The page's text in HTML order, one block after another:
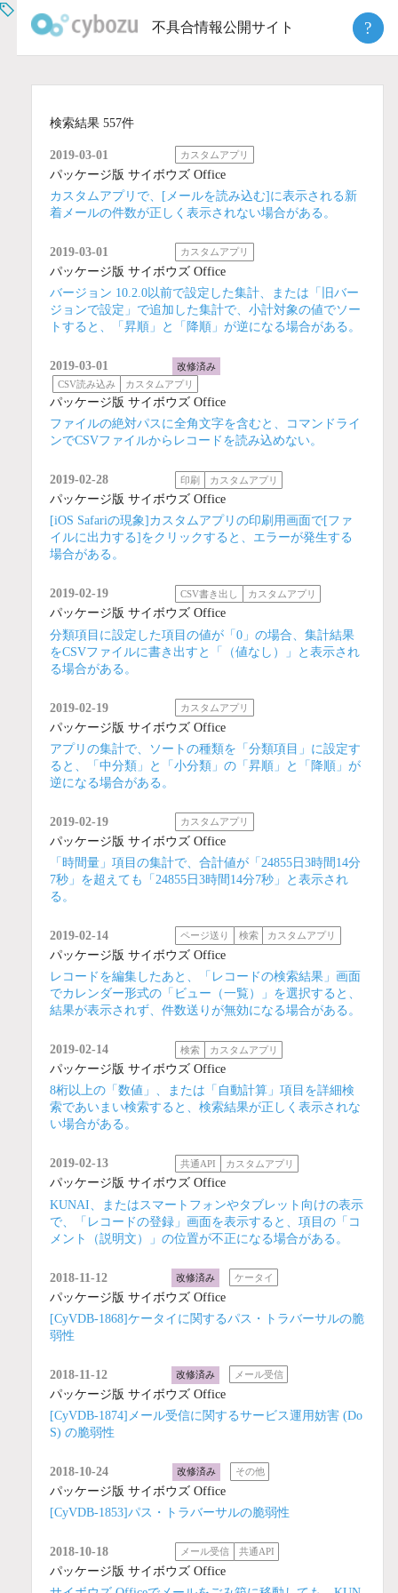
不具合情報公開サイト ?
検索結果 557件
2019-03-01 カスタムアプリ
パッケージ版 サイボウズ Office
カスタムアプリで、[メールを読み込む]に表示される新
着メールの件数が正しく表示されない場合がある。
2019-03-01 カスタムアプリ
パッケージ版 サイボウズ Office
バージョン 10.2.0以前で設定した集計、または「旧バー
ジョンで設定」で追加した集計で、小計対象の値でソー
トすると、「昇順」と「降順」が逆になる場合がある。
2019-03-01
改修済み
CSV読み込み
カスタムアプリ
パッケージ版 サイボウズ Office
ファイルの絶対パスに全角文字を含むと、コマンドライ
ンでCSVファイルからレコードを読み込めない。
2019-02-28 印刷 カスタムアプリ
パッケージ版 サイボウズ Office
[iOS Safariの現象]カスタムアプリの印刷用画面で[ファ
イルに出力する]をクリックすると、エラーが発生する
場合がある。
2019-02-19 CSV書き出し カスタムアプリ
パッケージ版 サイボウズ Office
分類項目に設定した項目の値が「0」の場合、集計結果
をCSVファイルに書き出すと「（値なし）」と表示され
る場合がある。
2019-02-19 カスタムアプリ
パッケージ版 サイボウズ Office
アプリの集計で、ソートの種類を「分類項目」に設定す
ると、「中分類」と「小分類」の「昇順」と「降順」が
逆になる場合がある。
2019-02-19 カスタムアプリ
パッケージ版 サイボウズ Office
「時間量」項目の集計で、合計値が「24855日3時間14分
7秒」を超えても「24855日3時間14分7秒」と表示され
る。
2019-02-14 ページ送り 検索 カスタムアプリ
パッケージ版 サイボウズ Office
レコードを編集したあと、「レコードの検索結果」画面
でカレンダー形式の「ビュー（一覧）」を選択すると、
結果が表示されず、件数送りが無効になる場合がある。
2019-02-14 検索 カスタムアプリ
パッケージ版 サイボウズ Office
8桁以上の「数値」、または「自動計算」項目を詳細検
索であいまい検索すると、検索結果が正しく表示されな
い場合がある。
2019-02-13 共通API カスタムアプリ
パッケージ版 サイボウズ Office
KUNAI、またはスマートフォンやタブレット向けの表示
で、「レコードの登録」画面を表示すると、項目の「コ
メント（説明文）」の位置が不正になる場合がある。
2018-11-12 改修済み ケータイ
パッケージ版 サイボウズ Office
[CyVDB-1868]ケータイに関するパス・トラバーサルの脆
弱性
2018-11-12 改修済み メール受信
パッケージ版 サイボウズ Office
[CyVDB-1874]メール受信に関するサービス運用妨害 (Do
S) の脆弱性
2018-10-24 改修済み その他
パッケージ版 サイボウズ Office
[CyVDB-1853]パス・トラバーサルの脆弱性
2018-10-18 メール受信 共通API
パッケージ版 サイボウズ Office